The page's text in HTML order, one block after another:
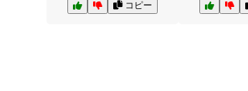
コピー